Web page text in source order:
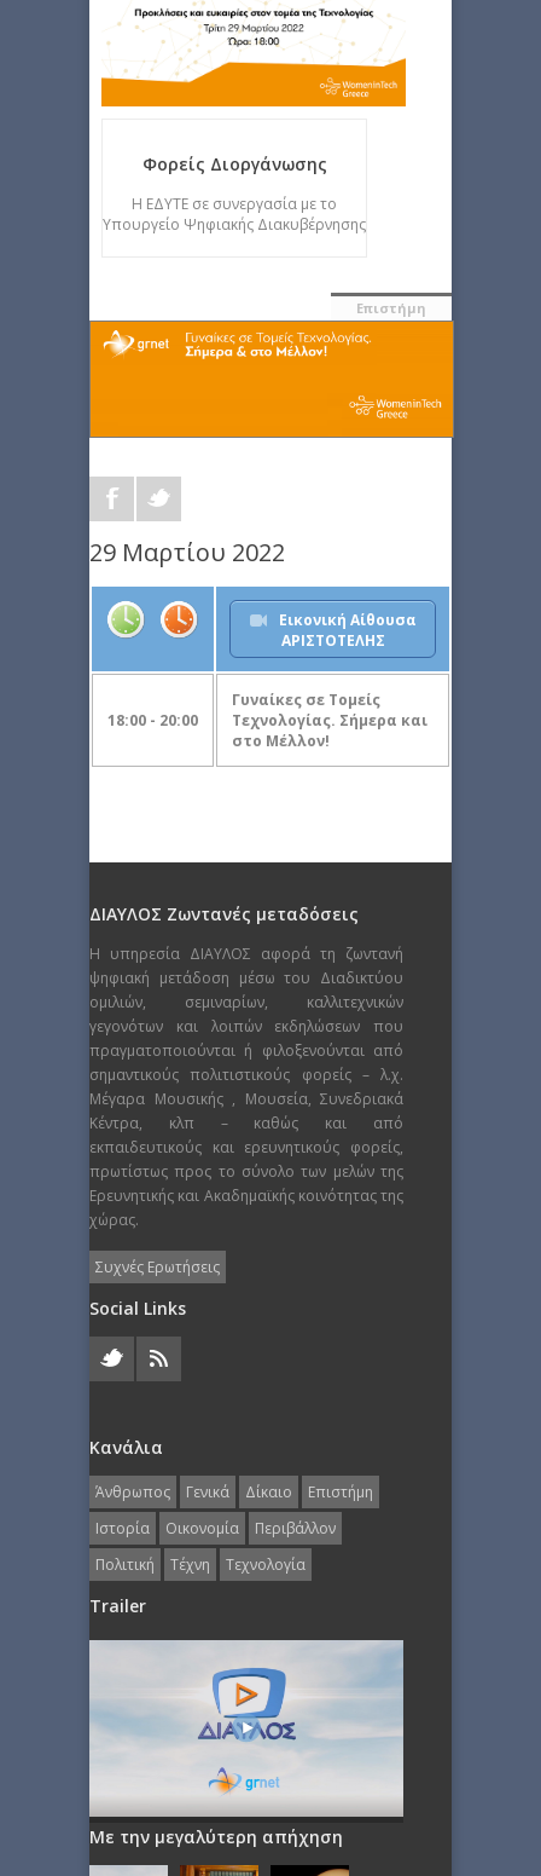
Φορείς Διοργάνωσης
Η ΕΔΥΤΕ σε συνεργασία με το
Υπουργείο Ψηφιακής Διακυβέρνησης
Επιστήμη
29 Μαρτίου 2022
Εικονική Αίθουσα
ΑΡΙΣΤΟΤΕΛΗΣ
18:00 - 20:00
Γυναίκες σε Τομείς
Τεχνολογίας. Σήμερα και
στο Μέλλον!
ΔΙΑΥΛΟΣ Ζωντανές μεταδόσεις
Η υπηρεσία ΔΙΑΥΛΟΣ αφορά τη ζωντανή
ψηφιακή μετάδοση μέσω του Διαδικτύου
ομιλιών, σεμιναρίων, καλλιτεχνικών
γεγονότων και λοιπών εκδηλώσεων που
πραγματοποιούνται ή φιλοξενούνται από
σημαντικούς πολιτιστικούς φορείς – λ.χ.
Μέγαρα Μουσικής , Μουσεία, Συνεδριακά
Κέντρα, κλπ – καθώς και από
εκπαιδευτικούς και ερευνητικούς φορείς,
πρωτίστως προς το σύνολο των μελών της
Ερευνητικής και Ακαδημαϊκής κοινότητας της
χώρας.
Συχνές Ερωτήσεις
Social Links
Κανάλια
Άνθρωπος Γενικά Δίκαιο
Επιστήμη
Ιστορία
Οικονομία
Περιβάλλον
Πολιτική
Τέχνη Τεχνολογία
Trailer
Με την μεγαλύτερη απήχηση